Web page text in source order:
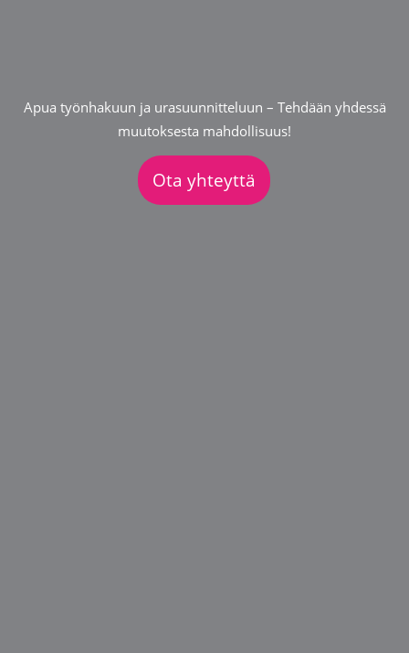
Apua työnhakuun ja urasuunnitteluun – Tehdään yhdessä
muutoksesta mahdollisuus!
Ota yhteyttä